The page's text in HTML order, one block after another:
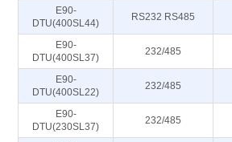
E90-
DTU(400SL44)
RS232 RS485
E90-
DTU(400SL37)
232/485
E90-
DTU(400SL22)
232/485
E90-
DTU(230SL37)
232/485